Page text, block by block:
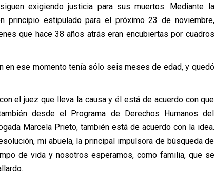
exigiendo justicia para sus muertos. Mediante la
principio estipulado para el próximo 23 de noviembre,
que hace 38 años atrás eran encubiertas por cuadros
en ese momento tenía sólo seis meses de edad, y quedó
el juez que lleva la causa y él está de acuerdo con que
desde el Programa de Derechos Humanos del
Marcela Prieto, también está de acuerdo con la idea.
mi abuela, la principal impulsora de búsqueda de
de vida y nosotros esperamos, como familia, que se